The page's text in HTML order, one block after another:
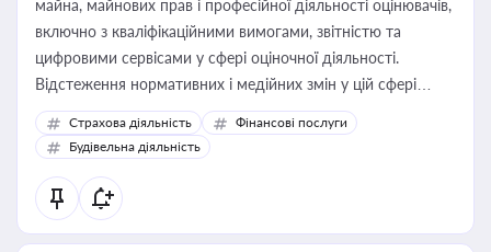
майна, майнових прав і професійної діяльності оцінювачів,
включно з кваліфікаційними вимогами, звітністю та
цифровими сервісами у сфері оціночної діяльності.
Відстеження нормативних і медійних змін у цій сфері
корисне для власника бізнесу, керівника, юриста або
бухгалтера під час оподаткування, приватизації, оренди
державного майна, корпоративних угод і перевірки
статусу суб'єктів оціночної діяльності
Страхова діяльність
Фінансові послуги
Будівельна діяльність